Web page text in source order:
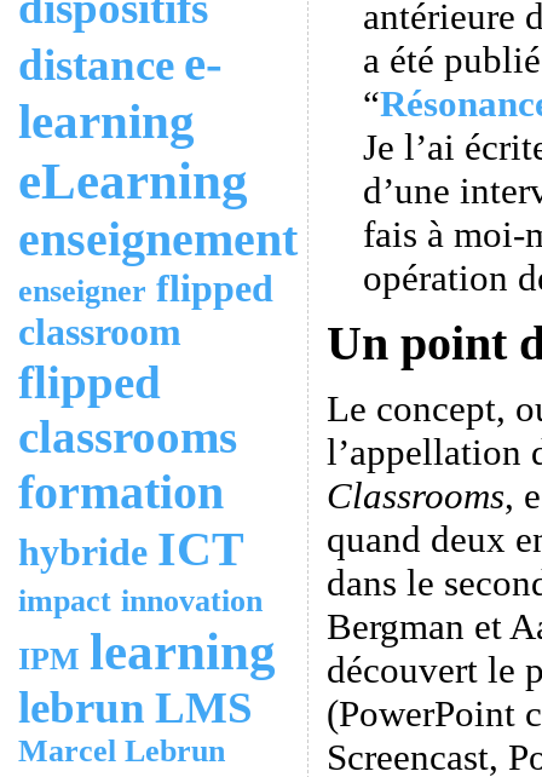
distance e-
learning
eLearning
enseignement
enseigner flipped
classroom
flipped
classrooms
formation
hybride ICT
impact innovation
IPM learning
lebrun LMS
Marcel Lebrun
antérieure
a été
“
Je l’ai
d’une
fais à moi-
opération
Un point
Le concept,
l’appellation
Classrooms,
quand deux
dans le
Bergman et
découvert le
(PowerPoint
Screencast,